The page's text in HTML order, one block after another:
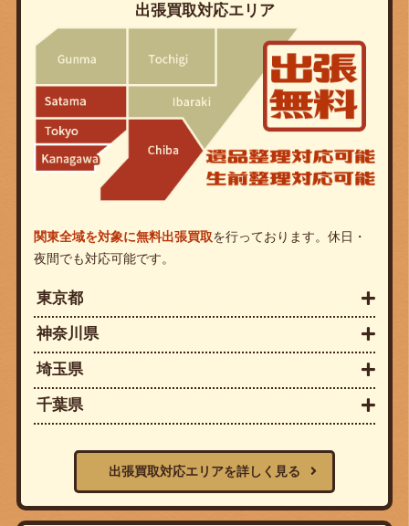
出張買取対応エリア
関東全域を対象に無料出張買取を行っております。休日・
夜間でも対応可能です。
東京都
神奈川県
埼玉県
千葉県
出張買取対応エリアを詳しく見る